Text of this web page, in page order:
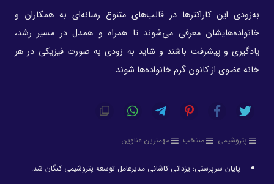
به‌زودی این کاراکترها در قالب‌های متنوع رسانه‌ای به همکاران و
خانواده‌هایشان معرفی می‌شوند تا همراه و همدل در مسیر رشد،
یادگیری و پیشرفت باشند و شاید به زودی به صورت فیزیکی در هر
خانه عضوی از کانون گرم خانواده‌ها شوند.
پتروشیمی منتخب مهمترین عناوین
پایان سرپرستی؛ یزدانی کاشانی مدیرعامل توسعه پتروشیمی کنگان شد.